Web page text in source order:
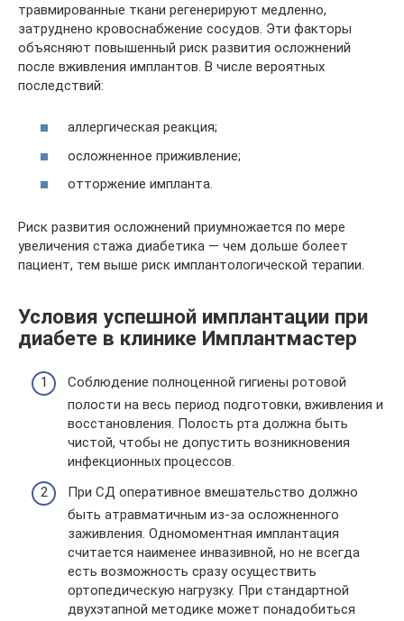
травмированные ткани регенерируют медленно,
затруднено кровоснабжение сосудов. Эти факторы
объясняют повышенный риск развития осложнений
после вживления имплантов. В числе вероятных
последствий:
аллергическая реакция;
осложненное приживление;
отторжение импланта.
Риск развития осложнений приумножается по мере
увеличения стажа диабетика — чем дольше болеет
пациент, тем выше риск имплантологической терапии.
Условия успешной имплантации при
диабете в клинике Имплантмастер
Соблюдение полноценной гигиены ротовой
полости на весь период подготовки, вживления и
восстановления. Полость рта должна быть
чистой, чтобы не допустить возникновения
инфекционных процессов.
При СД оперативное вмешательство должно
быть атравматичным из-за осложненного
заживления. Одномоментная имплантация
считается наименее инвазивной, но не всегда
есть возможность сразу осуществить
ортопедическую нагрузку. При стандартной
двухэтапной методике может понадобиться